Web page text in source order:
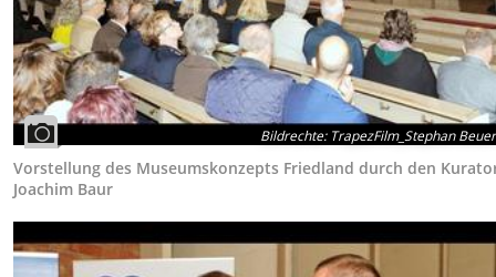
Bildrechte:TrapezFilm_Stephan
Vorstellung des Museumskonzepts Friedland durch den
Joachim Baur